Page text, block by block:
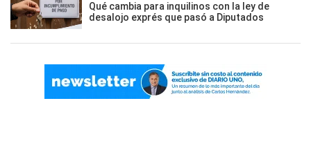
Qué cambia para inquilinos con la ley de
desalojo exprés que pasó a Diputados